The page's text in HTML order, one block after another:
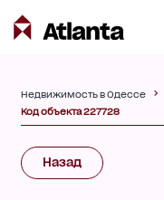
Недвижимость в Одессе
Код объекта 227728
Назад